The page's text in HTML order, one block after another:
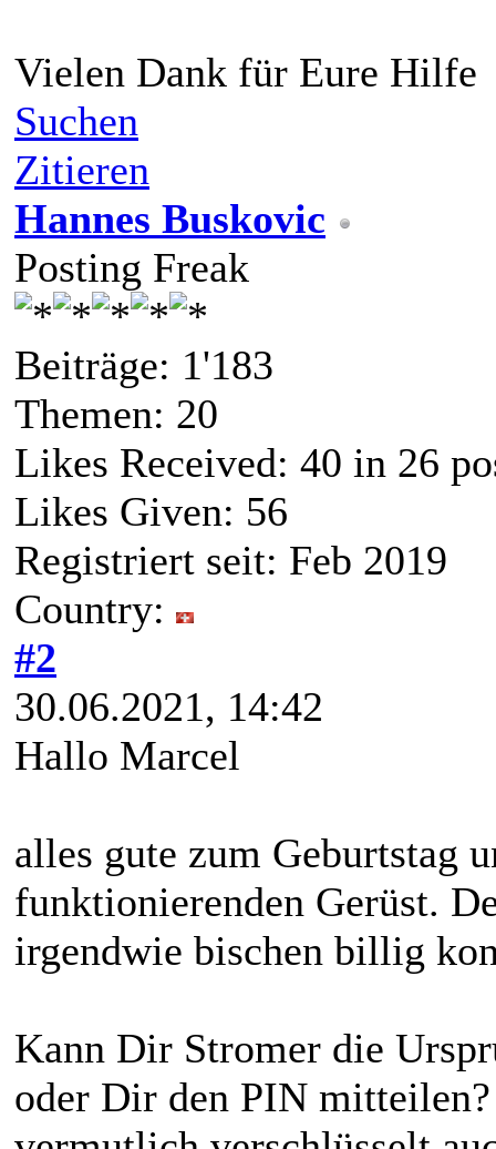
Vielen Dank für Eure Hilfe
Suchen
Zitieren
Hannes Buskovic
Posting Freak
Beiträge: 1'183
Themen: 20
Likes Received: 40 in 26
Likes Given: 56
Registriert seit: Feb 2019
Country:
#2
30.06.2021, 14:42
Hallo Marcel
alles gute zum Geburtstag
funktionierenden Gerüst.
irgendwie bischen billig
Kann Dir Stromer die
oder Dir den PIN